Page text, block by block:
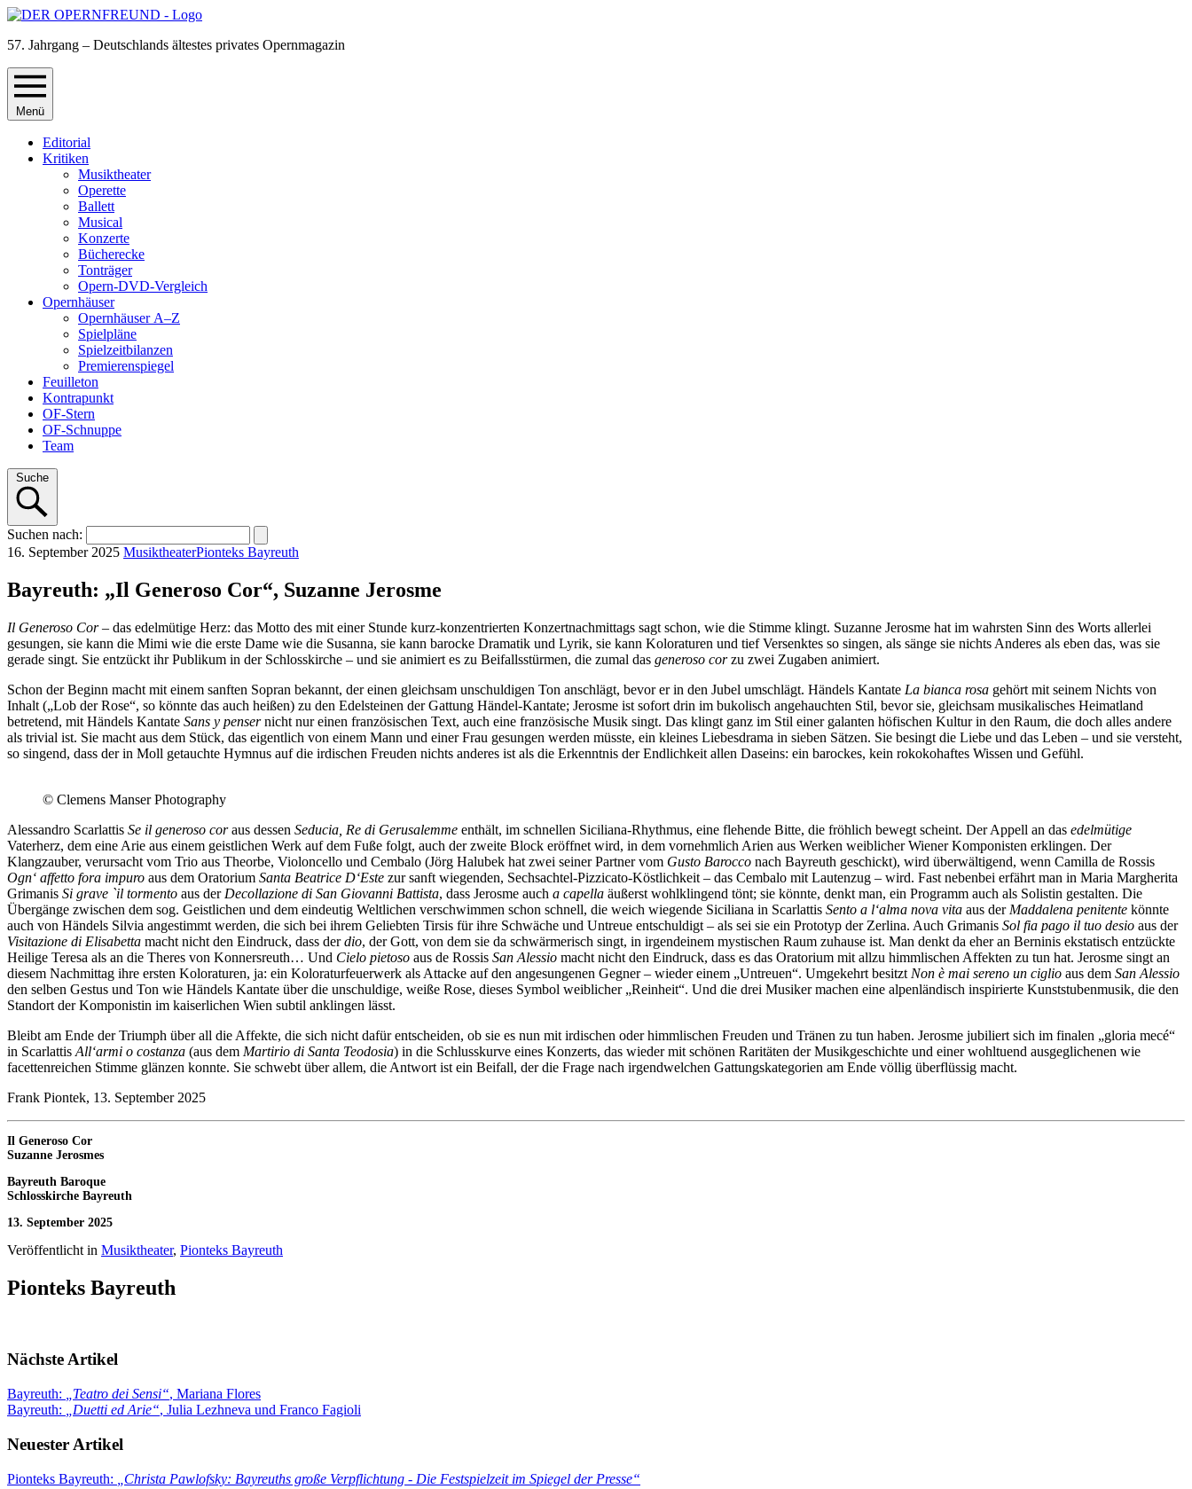
57. Jahrgang – Deutschlands ältestes privates Opernmagazin
Menü
Editorial
Kritiken
Musiktheater
Operette
Ballett
Musical
Konzerte
Bücherecke
Tonträger
Opern-DVD-Vergleich
Opernhäuser
Opernhäuser A–Z
Spielpläne
Spielzeitbilanzen
Premierenspiegel
Feuilleton
Kontrapunkt
OF-Stern
OF-Schnuppe
Team
Suche
Suchen nach:
16. September 2025 MusiktheaterPionteks Bayreuth
Bayreuth: „Il Generoso Cor“, Suzanne Jerosme
Il Generoso Cor– das edelmütige Herz: das Motto des mit einer Stunde kurz-konzentrierten Konzertnachmittags sagt schon, wie die Stimme klingt. Suzanne Jerosme hat im wahrsten Sinn des Worts allerlei
gesungen, sie kann die Mimi wie die erste Dame wie die Susanna, sie kann barocke Dramatik und Lyrik, sie kann Koloraturen und tief Versenktes so singen, als sänge sie nichts Anderes als eben das, was sie
gerade singt. Sie entzückt ihr Publikum in der Schlosskirche – und sie animiert es zu Beifallsstürmen, die zumal das generoso corzu zwei Zugaben animiert.
Schon der Beginn macht mit einem sanften Sopran bekannt, der einen gleichsam unschuldigen Ton anschlägt, bevor er in den Jubel umschlägt. Händels Kantate La bianca rosa gehört mit seinem Nichts von
Inhalt („Lob der Rose“, so könnte das auch heißen) zu den Edelsteinen der Gattung Händel-Kantate; Jerosme ist sofort drin im bukolisch angehauchten Stil, bevor sie, gleichsam musikalisches Heimatland
betretend, mit Händels Kantate Sans y pensernicht nur einen französischen Text, auch eine französische Musik singt. Das klingt ganz im Stil einer galanten höfischen Kultur in den Raum, die doch alles andere
als trivial ist. Sie macht aus dem Stück, das eigentlich von einem Mann und einer Frau gesungen werden müsste, ein kleines Liebesdrama in sieben Sätzen. Sie besingt die Liebe und das Leben – und sie versteht,
so singend, dass der in Moll getauchte Hymnus auf die irdischen Freuden nichts anderes ist als die Erkenntnis der Endlichkeit allen Daseins: ein barockes, kein rokokohaftes Wissen und Gefühl.
© Clemens Manser Photography
Alessandro Scarlattis Se il generoso coraus dessen Seducia, Re di Gerusalemme enthält, im schnellen Siciliana-Rhythmus, eine flehende Bitte, die fröhlich bewegt scheint. Der Appell an das edelmütige
Vaterherz, dem eine Arie aus einem geistlichen Werk auf dem Fuße folgt, auch der zweite Block eröffnet wird, in dem vornehmlich Arien aus Werken weiblicher Wiener Komponisten erklingen. Der
Klangzauber, verursacht vom Trio aus Theorbe, Violoncello und Cembalo (Jörg Halubek hat zwei seiner Partner vom Gusto Barocco nach Bayreuth geschickt), wird überwältigend, wenn Camilla de Rossis
Ogn‘ affetto fora impuro aus dem Oratorium Santa Beatrice D‘Este zur sanft wiegenden, Sechsachtel-Pizzicato-Köstlichkeit – das Cembalo mit Lautenzug – wird. Fast nebenbei erfährt man in Maria Margherita
Grimanis Si grave `il tormento aus der Decollazione di San Giovanni Battista, dass Jerosme auch a capella äußerst wohlklingend tönt; sie könnte, denkt man, ein Programm auch als Solistin gestalten. Die
Übergänge zwischen dem sog. Geistlichen und dem eindeutig Weltlichen verschwimmen schon schnell, die weich wiegende Siciliana in Scarlattis Sento a l‘alma nova vita aus derMaddalena penitente könnte
auch von Händels Silvia angestimmt werden, die sich bei ihrem Geliebten Tirsis für ihre Schwäche und Untreue entschuldigt – als sei sie ein Prototyp der Zerlina. Auch Grimanis Sol fia pago il tuo desio aus der
Visitazione di Elisabetta macht nicht den Eindruck, dass derdio, der Gott, von dem sie da schwärmerisch singt, in irgendeinem mystischen Raum zuhause ist. Man denkt da eher an Berninis ekstatisch entzückte
Heilige Teresa als an die Theres von Konnersreuth… Und Cielo pietoso aus de Rossis San Alessio macht nicht den Eindruck, dass es das Oratorium mit allzu himmlischen Affekten zu tun hat. Jerosme singt an
diesem Nachmittag ihre ersten Koloraturen, ja: ein Koloraturfeuerwerk als Attacke auf den angesungenen Gegner – wieder einem „Untreuen“. Umgekehrt besitzt Non è mai sereno un ciglio aus dem San Alessio
den selben Gestus und Ton wie Händels Kantate über die unschuldige, weiße Rose, dieses Symbol weiblicher „Reinheit“. Und die drei Musiker machen eine alpenländisch inspirierte Kunststubenmusik, die den
Standort der Komponistin im kaiserlichen Wien subtil anklingen lässt.
Bleibt am Ende der Triumph über all die Affekte, die sich nicht dafür entscheiden, ob sie es nun mit irdischen oder himmlischen Freuden und Tränen zu tun haben. Jerosme jubiliert sich im finalen „gloria mecé“
in Scarlattis All‘armi o costanza (aus dem Martirio di Santa Teodosia) in die Schlusskurve eines Konzerts, das wieder mit schönen Raritäten der Musikgeschichte und einer wohltuend ausgeglichenen wie
facettenreichen Stimme glänzen konnte. Sie schwebt über allem, die Antwort ist ein Beifall, der die Frage nach irgendwelchen Gattungskategorien am Ende völlig überflüssig macht.
Frank Piontek, 13. September 2025
Il Generoso Cor
Suzanne Jerosmes
Bayreuth Baroque
Schlosskirche Bayreuth
13. September 2025
Veröffentlicht in Musiktheater, Pionteks Bayreuth
Pionteks Bayreuth
Nächste Artikel
Bayreuth: Teatro dei Sensi“, Mariana Flores
Bayreuth:
Duetti ed Arie“, Julia Lezhneva und Franco Fagioli
Neuester Artikel
Pionteks Bayreuth: Christa Pawlofsky: Bayreuths große Verpflichtung - Die Festspielzeit im Spiegel der Presse“